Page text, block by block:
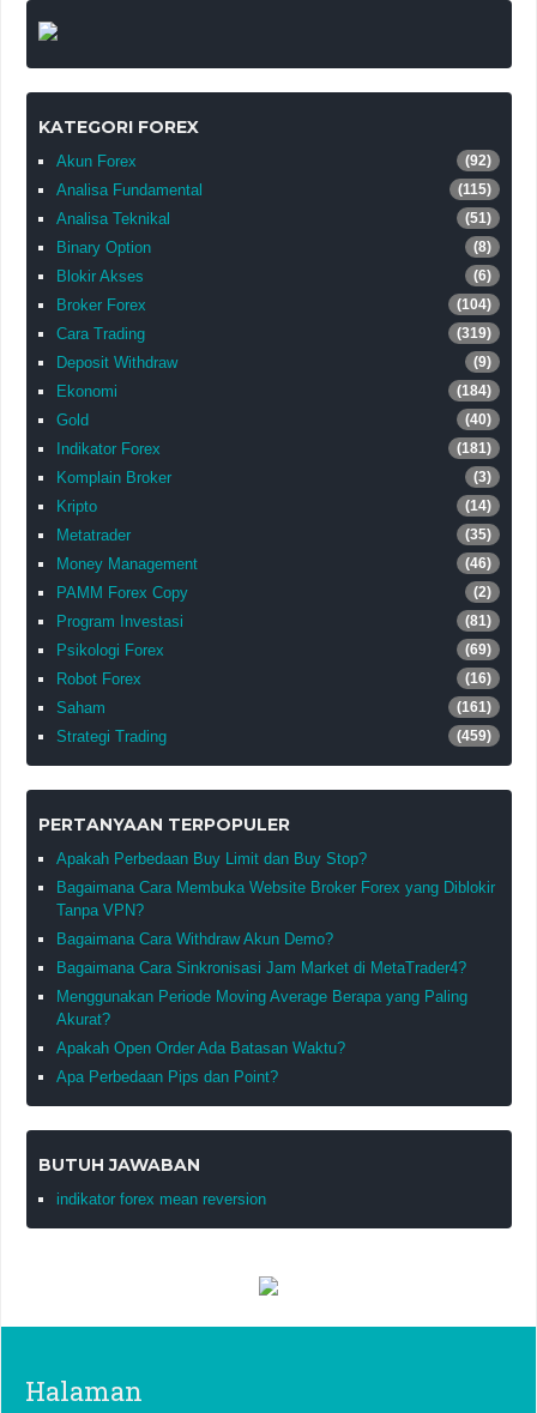
KATEGORI FOREX
Akun Forex (92)
Analisa Fundamental (115)
Analisa Teknikal (51)
Binary Option (8)
Blokir Akses (6)
Broker Forex (104)
Cara Trading (319)
Deposit Withdraw (9)
Ekonomi (184)
Gold (40)
Indikator Forex (181)
Komplain Broker (3)
Kripto (14)
Metatrader (35)
Money Management (46)
PAMM Forex Copy (2)
Program Investasi (81)
Psikologi Forex (69)
Robot Forex (16)
Saham (161)
Strategi Trading (459)
PERTANYAAN TERPOPULER
Apakah Perbedaan Buy Limit dan Buy Stop?
Bagaimana Cara Membuka Website Broker Forex yang Diblokir
Tanpa VPN?
Bagaimana Cara Withdraw Akun Demo?
Bagaimana Cara Sinkronisasi Jam Market di MetaTrader4?
Menggunakan Periode Moving Average Berapa yang Paling
Akurat?
Apakah Open Order Ada Batasan Waktu?
Apa Perbedaan Pips dan Point?
BUTUH JAWABAN
indikator forex mean reversion
Halaman